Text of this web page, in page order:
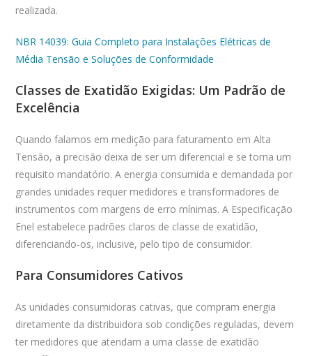
realizada.
NBR 14039: Guia Completo para Instalações Elétricas de
Média Tensão e Soluções de Conformidade
Classes de Exatidão Exigidas: Um Padrão de
Excelência
Quando falamos em medição para faturamento em Alta
Tensão, a precisão deixa de ser um diferencial e se torna um
requisito mandatório. A energia consumida e demandada por
grandes unidades requer medidores e transformadores de
instrumentos com margens de erro mínimas. A Especificação
Enel estabelece padrões claros de classe de exatidão,
diferenciando-os, inclusive, pelo tipo de consumidor.
Para Consumidores Cativos
As unidades consumidoras cativas, que compram energia
diretamente da distribuidora sob condições reguladas, devem
ter medidores que atendam a uma classe de exatidão